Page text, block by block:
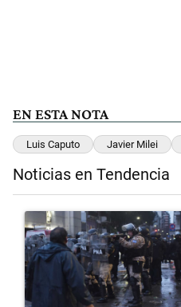
EN ESTA NOTA
Luis Caputo Javier Milei
Noticias en Tendencia
Un artículo de tendencia con